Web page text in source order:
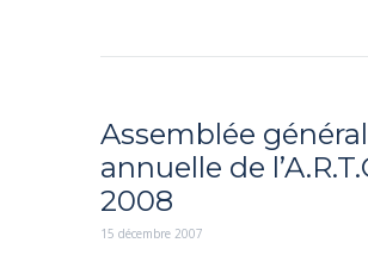
Assemblée
annuelle de
2008
15 décembre 2007